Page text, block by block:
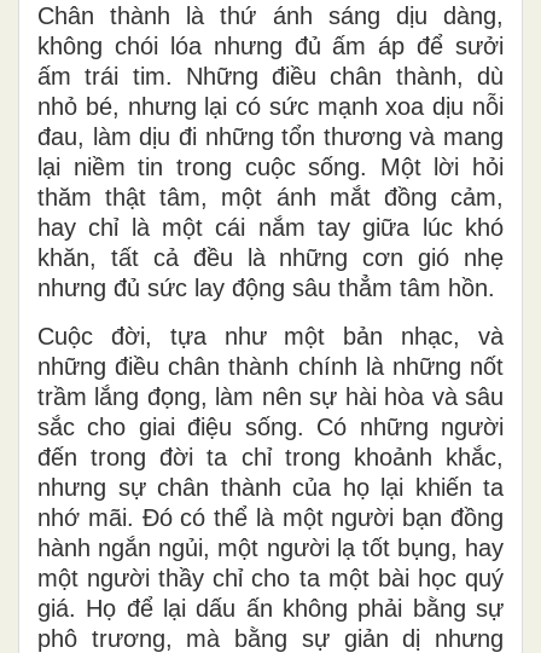
Chân thành là thứ ánh sáng dịu dàng,
không chói lóa nhưng đủ ấm áp để sưởi
ấm trái tim. Những điều chân thành, dù
nhỏ bé, nhưng lại có sức mạnh xoa dịu nỗi
đau, làm dịu đi những tổn thương và mang
lại niềm tin trong cuộc sống. Một lời hỏi
thăm thật tâm, một ánh mắt đồng cảm,
hay chỉ là một cái nắm tay giữa lúc khó
khăn, tất cả đều là những cơn gió nhẹ
nhưng đủ sức lay động sâu thẳm tâm hồn.
Cuộc đời, tựa như một bản nhạc, và
những điều chân thành chính là những nốt
trầm lắng đọng, làm nên sự hài hòa và sâu
sắc cho giai điệu sống. Có những người
đến trong đời ta chỉ trong khoảnh khắc,
nhưng sự chân thành của họ lại khiến ta
nhớ mãi. Đó có thể là một người bạn đồng
hành ngắn ngủi, một người lạ tốt bụng, hay
một người thầy chỉ cho ta một bài học quý
giá. Họ để lại dấu ấn không phải bằng sự
phô trương, mà bằng sự giản dị nhưng